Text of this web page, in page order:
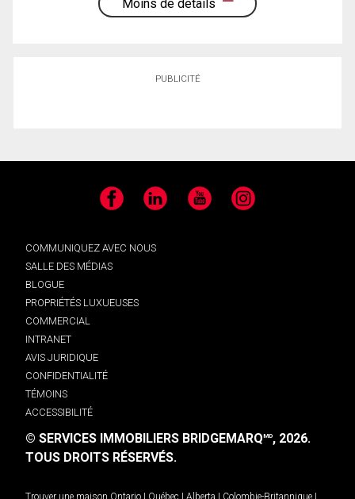
Moins de détails
PUBLICITÉ
Facebook LinkedIn YouTube Instagram
COMMUNIQUEZ AVEC NOUS
SALLE DES MÉDIAS
BLOGUE
PROPRIÉTÉS LUXUEUSES
COMMERCIAL
INTRANET
AVIS JURIDIQUE
CONFIDENTIALITÉ
TÉMOINS
ACCESSIBILITÉ
© SERVICES IMMOBILIERS BRIDGEMARQMD, 2026.
TOUS DROITS RÉSERVÉS.
Trouver une maison Ontario Québec Alberta Colombie-Britannique